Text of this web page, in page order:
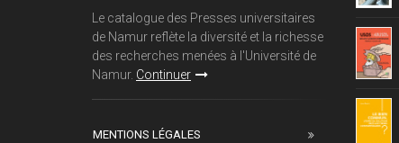
Le catalogue des Presses universitaires
de Namur reflète la diversité et la richesse
des recherches menées à l'Université de
Namur. Continuer
MENTIONS LÉGALES